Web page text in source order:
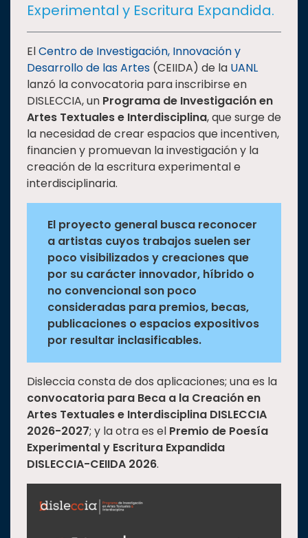
TEMAS
Oferta
educativa
Estudiantes
Rectoría
Investigación
Responsabilidad
Vinculación
Historia
Universiada
Nacional
Experimental y Escritura Expandida.
ElCentro de Investigación, Innovación y
Desarrollo de las Artes (CEIIDA) de la UANL
lanzó la convocatoria para inscribirse en
DISLECCIA, un Programa de Investigación en
Artes Textuales e Interdisciplina, que surge de
la necesidad de crear espacios que incentiven,
financien y promuevan la investigación y la
creación de la escritura experimental e
interdisciplinaria.
El proyecto general busca reconocer
a artistas cuyos trabajos suelen ser
poco visibilizados y creaciones que
por su carácter innovador, híbrido o
no convencional son poco
consideradas para premios, becas,
publicaciones o espacios expositivos
por resultar inclasificables.
Disleccia consta de dos aplicaciones; una es la
convocatoria para Beca a la Creación en
Artes Textuales e Interdisciplina DISLECCIA
2026-2027; y la otra es el Premio de Poesía
Experimental y Escritura Expandida
DISLECCIA-CEIIDA 2026.